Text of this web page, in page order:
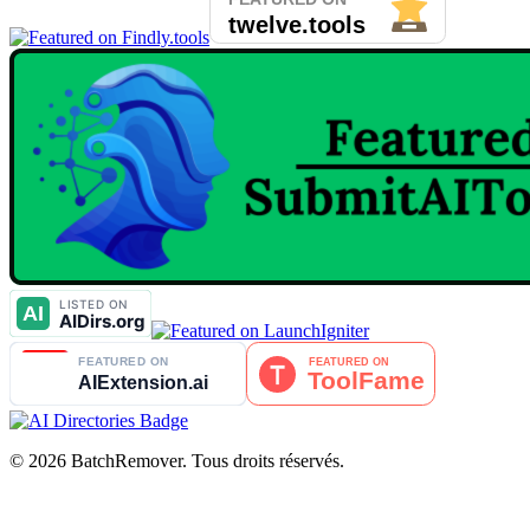
© 2026 BatchRemover. Tous droits réservés.